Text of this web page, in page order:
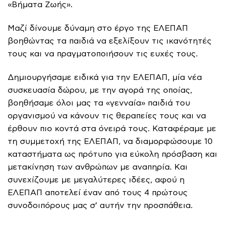
«Βήματα Ζωής».
Μαζί δίνουμε δύναμη στο έργο της ΕΛΕΠΑΠ
βοηθώντας τα παιδιά να εξελίξουν τις ικανότητές
τους και να πραγματοποιήσουν τις ευχές τους.
Δημιουργήσαμε ειδικά για την ΕΛΕΠΑΠ, μία νέα
συσκευασία δώρου, με την αγορά της οποίας,
βοηθήσαμε όλοι μας τα «γενναία» παιδιά του
οργανισμού να κάνουν τις θεραπείες τους και να
έρθουν πιο κοντά στα όνειρά τους. Καταφέραμε με
τη συμμετοχή της ΕΛΕΠΑΠ, να διαμορφώσουμε 10
καταστήματα ως πρότυπο για εύκολη πρόσβαση και
μετακίνηση των ανθρώπων με αναπηρία. Και
συνεχίζουμε με μεγαλύτερες ιδέες, αφού η
ΕΛΕΠΑΠ αποτελεί έναν από τους 4 πρώτους
συνοδοιπόρους μας σ’ αυτήν την προσπάθεια.